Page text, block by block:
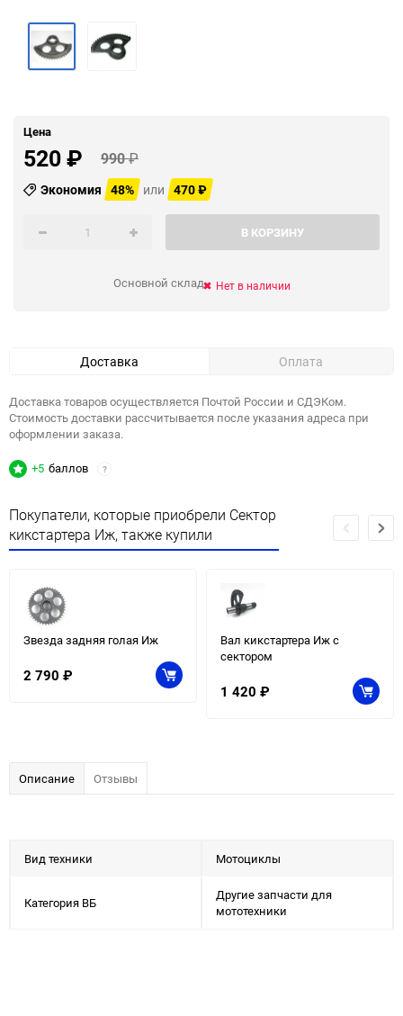
Цена
520₽ 990₽
Экономия 48% или 470₽
В КОРЗИНУ
Основной склад Нет в наличии
Доставка Оплата
Доставка товаров осуществляется Почтой России и СДЭКом.
Стоимость доставки рассчитывается после указания адреса при
оформлении заказа.
+5 баллов ?
Покупатели, которые приобрели Сектор
кикстартера Иж, также купили
Звезда задняя голая Иж
2 790 ₽
Вал кикстартера Иж с
сектором
1 420 ₽
Описание Отзывы
Вид техники Мотоциклы
Категория ВБ
Другие запчасти для
мототехники